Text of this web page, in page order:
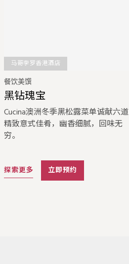
马哥孛罗香港酒店
餐饮美馔
黑钻瑰宝
Cucina澳洲冬季黑松露菜单诚献六道
精致意式佳肴，幽香细腻，回味无
穷。
探索更多 立即预约